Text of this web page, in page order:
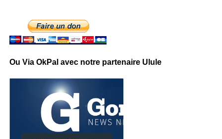
Ou Via OkPal avec notre partenaire Ulule